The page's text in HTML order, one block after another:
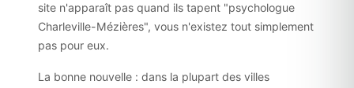
site n'apparaît pas quand ils tapent "psychologue
Charleville-Mézières", vous n'existez tout simplement
pas pour eux.
La bonne nouvelle : dans la plupart des villes